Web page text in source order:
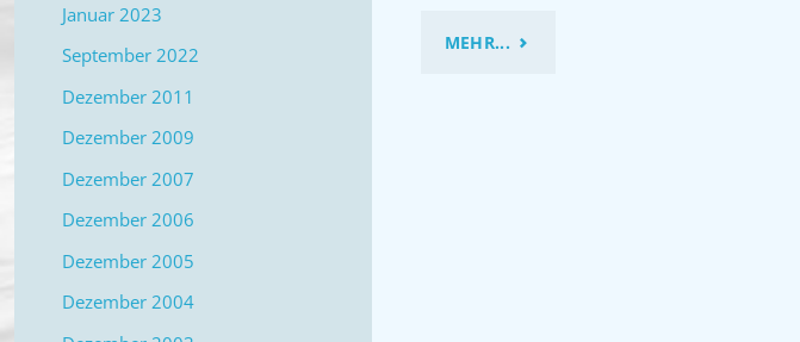
MEHR..."2009
Januar 2023
September 2022
Dezember 2011
Dezember 2009
Dezember 2007
Dezember 2006
Dezember 2005
Dezember 2004